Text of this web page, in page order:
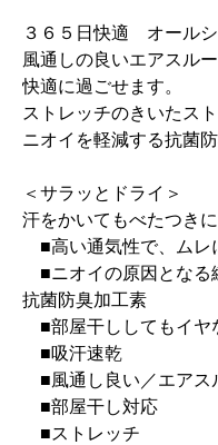
３６５日快適 オール
風通しの良いエアスル
快適に過ごせます。
ストレッチのきいたス
ニオイを軽減する抗菌
＜サラッとドライ＞
汗をかいてもべたつき
■高い通気性で、ムレ
■ニオイの原因となる
抗菌防臭加工素
■部屋干ししてもイヤ
■吸汗速乾
■風通し良い／エアス
■部屋干し対応
■ストレッチ